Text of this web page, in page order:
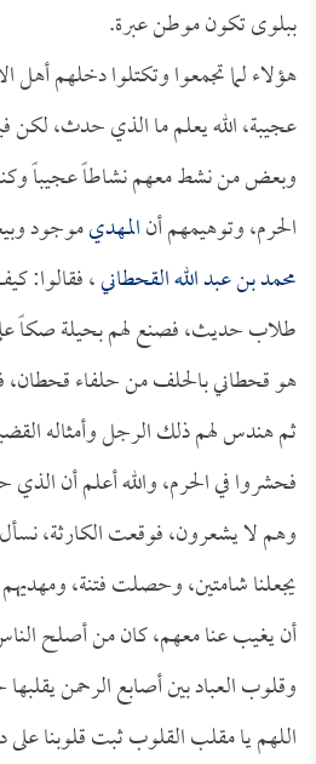
ببلوى تكون موطن عبرة.
هؤلاء لما تجمعوا وتكتلوا دخلهم أهل
عجيبة، الله يعلم ما الذي حدث، لكن
وبعض من نشط معهم نشاطاً عجيباً
الحرم، وتوهيمهم أنالمهديموجود
محمد بن عبد الله القحطاني، فقالوا:
طلاب حديث، فصنع لهم بحيلة صكاً
هو قحطاني بالحلف من حلفاء قحطان،
ثم هندس لهم ذلك الرجل وأمثاله
فحشروا في الحرم، والله أعلم أن
وهم لا يشعرون، فوقعت الكارثة، نسأل
يجعلنا شامتين، وحصلت فتنة،
أن يغيب عنا معهم، كان من أصلح
وقلوب العباد بين أصابع الرحمن
اللهم يا مقلب القلوب ثبت قلوبنا على